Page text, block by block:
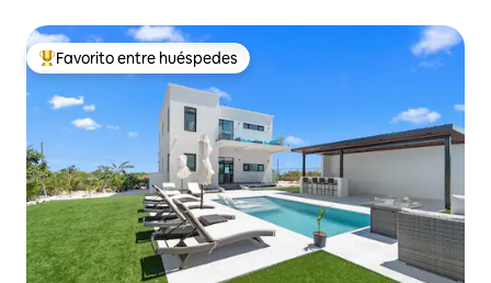
De los mejores en Favorito entre huéspedes
Favorito entre huéspedes